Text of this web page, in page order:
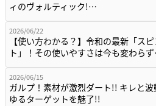
ィのヴォルティック!…
2026/06/22
【使い方わかる？】令和の最新「ス
ト」！その使いやすさは今も変わら
2026/06/15
ガルプ！素材が激烈ダート!! キレと波
ゆるターゲットを魅了!!